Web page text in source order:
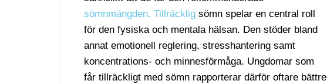
sömnmängden. Tillräcklig sömn spelar en central roll
för den fysiska och mentala hälsan. Den stöder bland
annat emotionell reglering, stresshantering samt
koncentrations- och minnesförmåga. Ungdomar som
får tillräckligt med sömn rapporterar därför oftare bättre